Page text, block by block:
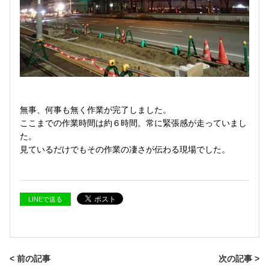
無事、何事も無く作業が完了しました。
ここまでの作業時間は約６時間。常に緊張感が走っていまし
た。
見ているだけでもその作業の凄さが伝わる現場でした。
LINEで送る
< 前の記事 次の記事 >